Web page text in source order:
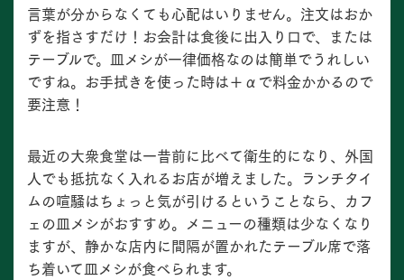
言葉が分からなくても心配はいりません。注文はおか
ずを指さすだけ！お会計は食後に出入り口で、または
テーブルで。皿メシが一律価格なのは簡単でうれしい
ですね。お手拭きを使った時は＋αで料金かかるので
要注意！
最近の大衆食堂は一昔前に比べて衛生的になり、外国
人でも抵抗なく入れるお店が増えました。ランチタイ
ムの喧騒はちょっと気が引けるということなら、カフ
ェの皿メシがおすすめ。メニューの種類は少なくなり
ますが、静かな店内に間隔が置かれたテーブル席で落
ち着いて皿メシが食べられます。